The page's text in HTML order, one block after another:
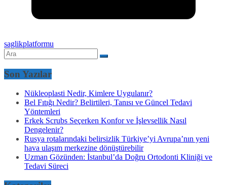
saglikplatformu
Son Yazılar
Nükleoplasti Nedir, Kimlere Uygulanır?
Bel Fıtığı Nedir? Belirtileri, Tanısı ve Güncel Tedavi
Yöntemleri
Erkek Scrubs Seçerken Konfor ve İşlevsellik Nasıl
Dengelenir?
Rusya rotalarındaki belirsizlik Türkiye’yi Avrupa’nın yeni
hava ulaşım merkezine dönüştürebilir
Uzman Gözünden: İstanbul’da Doğru Ortodonti Kliniği ve
Tedavi Süreci